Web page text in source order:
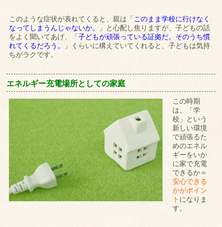
このような症状が表れてくると、親は「このまま学校に行けなく
なってしまうんじゃないか。
」と心配し焦りますが、子どもの話
をよく聞いてあげ、「子どもが頑張っている証拠だ。そのうち慣
れてくるだろう。
」くらいに構えていてくれると、子どもは気持
ちがラクです。
エネルギー充電場所としての家庭
この時期
は、「学
校」という
新しい環境
で頑張るた
めのエネル
ギーをいか
に家で充電
できるか＝
安心できる
かがポイン
ト になりま
す。